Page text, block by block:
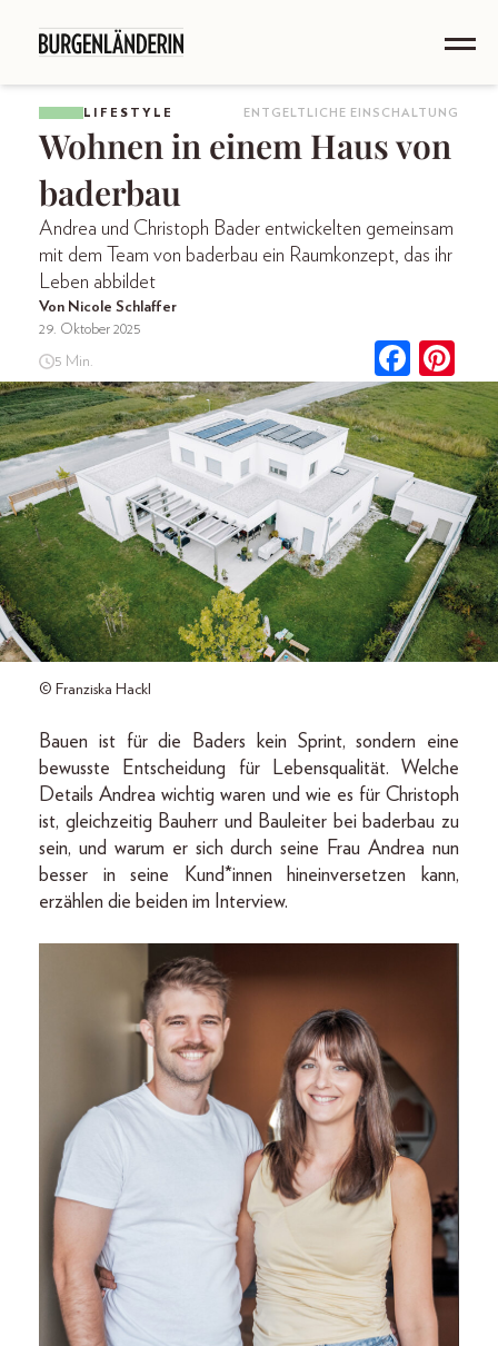
LIFESTYLE ENTGELTLICHE EINSCHALTUNG
Wohnen in einem Haus von
baderbau
Andrea und Christoph Bader entwickelten gemeinsam
mit dem Team von baderbau ein Raumkonzept, das ihr
Leben abbildet
Von Nicole Schlaffer
29. Oktober 2025
5 Min.
© Franziska Hackl
Bauen ist für die Baders kein Sprint, sondern eine
bewusste Entscheidung für Lebensqualität. Welche
Details Andrea wichtig waren und wie es für Christoph
ist, gleichzeitig Bauherr und Bauleiter bei baderbau zu
sein, und warum er sich durch seine Frau Andrea nun
besser in seine Kund*innen hineinversetzen kann,
erzählen die beiden im Interview.